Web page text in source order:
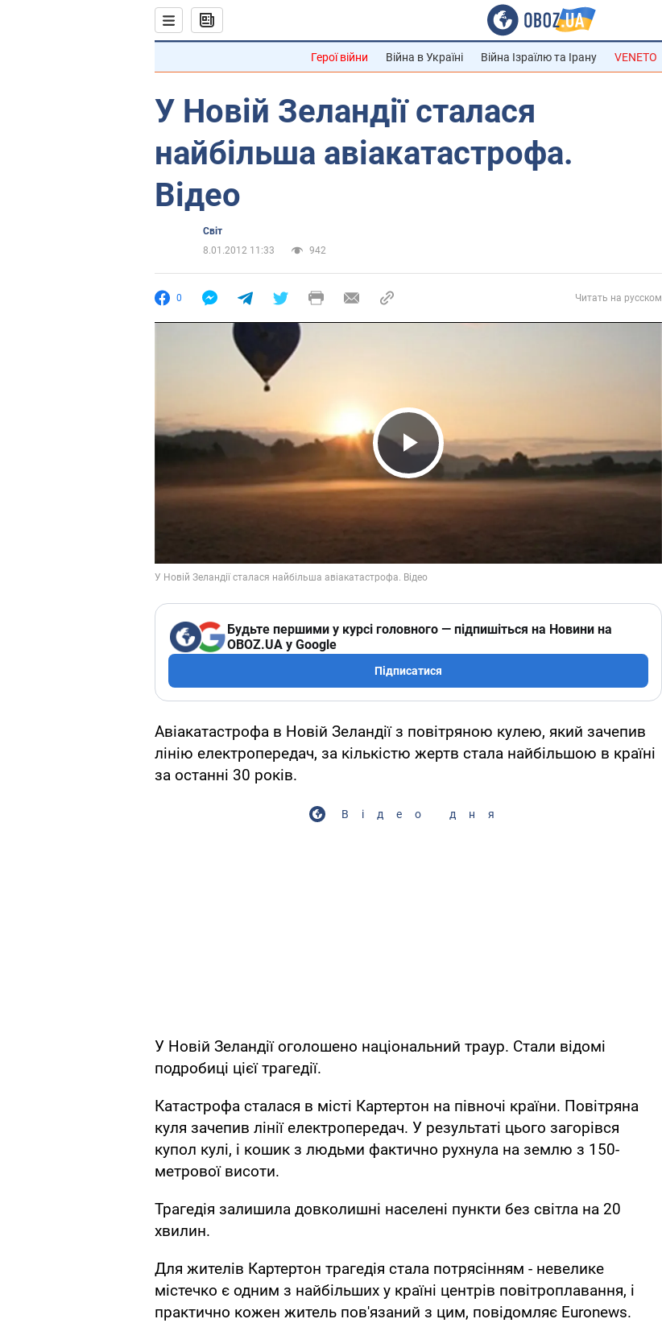
Герої війни Війна в Україні Війна Ізраїлю та Ірану VENETO
У Новій Зеландії сталася
найбільша авіакатастрофа.
Відео
Світ
8.01.2012 11:33
942
0 Читать на русском
Play Video
Будьте першими у курсі головного — підпишіться на Новини на
OBOZ.UA у Google
Підписатися
Авіакатастрофа в Новій Зеландії з повітряною кулею, який зачепив
лінію електропередач, за кількістю жертв стала найбільшою в країні
за останні 30 років.
Відео дня
У Новій Зеландії оголошено національний траур. Стали відомі
подробиці цієї трагедії.
Катастрофа сталася в місті Картертон на півночі країни. Повітряна
куля зачепив лінії електропередач. У результаті цього загорівся
купол кулі, і кошик з людьми фактично рухнула на землю з 150-
метрової висоти.
Трагедія залишила довколишні населені пункти без світла на 20
хвилин.
Для жителів Картертон трагедія стала потрясінням - невелике
містечко є одним з найбільших у країні центрів повітроплавання, і
практично кожен житель пов'язаний з цим, повідомляє Euronews.